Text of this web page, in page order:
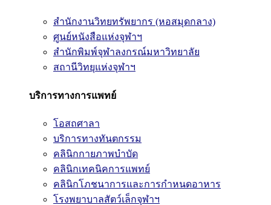
สำนักงานวิทยทรัพยากร (หอสมุดกลาง)
ศูนย์หนังสือแห่งจุฬาฯ
สำนักพิมพ์จุฬาลงกรณ์มหาวิทยาลัย
สถานีวิทยุแห่งจุฬาฯ
บริการทางการแพทย์
โอสถศาลา
บริการทางทันตกรรม
คลินิกกายภาพบำบัด
คลินิกเทคนิคการแพทย์
คลินิกโภชนาการและการกำหนดอาหาร
โรงพยาบาลสัตว์เล็กจุฬาฯ